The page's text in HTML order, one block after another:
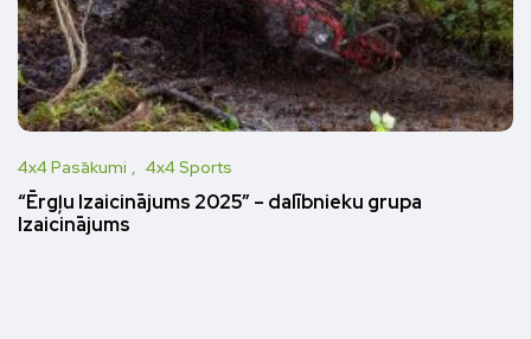
4x4 Pasākumi 4x4 Sports
“Ērgļu Izaicinājums 2025” – dalībnieku grupa
Izaicinājums